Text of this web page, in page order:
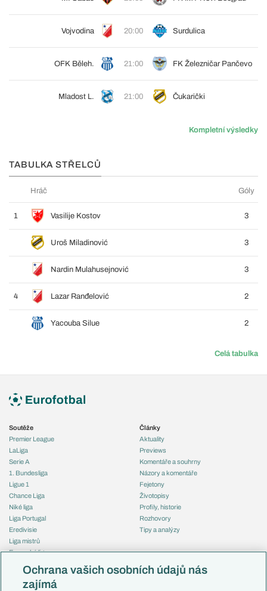
Vojvodina 20:00 Surdulica
OFK Běleh. 21:00 FK Železničar Pančevo
Mladost L. 21:00 Čukarički
Kompletní výsledky
TABULKA STŘELCŮ
Hráč Góly
1 Vasilije Kostov 3
Uroš Miladinović 3
Nardin Mulahusejnović 3
4 Lazar Ranđelović 2
Yacouba Silue 2
Celá tabulka
Soutěže
Premier League
LaLiga
Serie A
1. Bundesliga
Ligue 1
Chance Liga
Niké liga
Liga Portugal
Eredivisie
Liga mistrů
Evropská liga
Mistrovství světa
Liga národů
Články
Aktuality
Previews
Komentáře a souhrny
Názory a komentáře
Fejetony
Životopisy
Profily, historie
Rozhovory
Tipy a analýzy
Česko
Ochrana vašich osobních údajů nás
zajímá